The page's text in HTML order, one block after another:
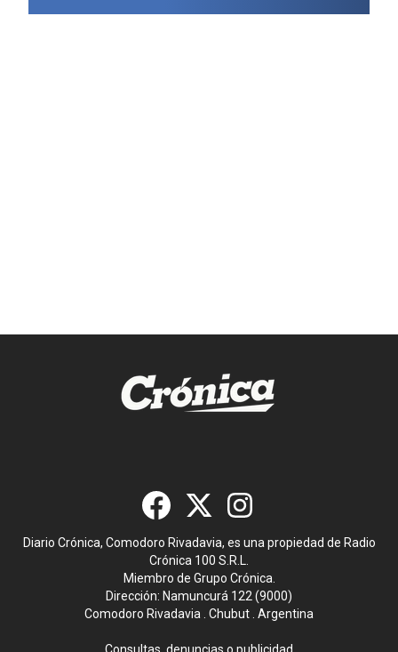
Diario Crónica, Comodoro Rivadavia, es una propiedad de Radio
Crónica 100 S.R.L.
Miembro de Grupo Crónica.
Dirección: Namuncurá 122 (9000)
Comodoro Rivadavia . Chubut . Argentina